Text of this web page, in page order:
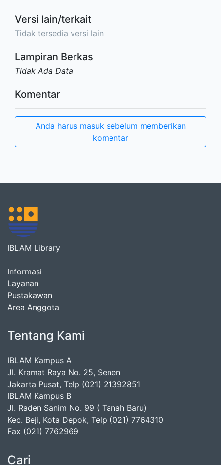
Versi lain/terkait
Tidak tersedia versi lain
Lampiran Berkas
Tidak Ada Data
Komentar
Anda harus masuk sebelum memberikan
komentar
IBLAM Library
Informasi
Layanan
Pustakawan
Area Anggota
Tentang Kami
IBLAM Kampus A
Jl. Kramat Raya No. 25, Senen
Jakarta Pusat, Telp (021) 21392851
IBLAM Kampus B
Jl. Raden Sanim No. 99 ( Tanah Baru)
Kec. Beji, Kota Depok, Telp (021) 7764310
Fax (021) 7762969
Cari